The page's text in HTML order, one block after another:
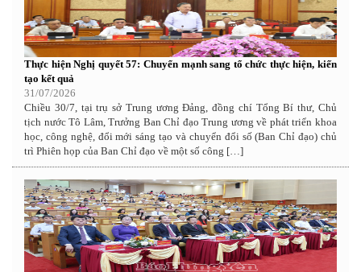
Thực hiện Nghị quyết 57: Chuyển mạnh sang tổ chức thực hiện, kiến
tạo kết quả
31/07/2026
Chiều 30/7, tại trụ sở Trung ương Đảng, đồng chí Tổng Bí thư, Chủ
tịch nước Tô Lâm, Trưởng Ban Chỉ đạo Trung ương về phát triển khoa
học, công nghệ, đổi mới sáng tạo và chuyển đổi số (Ban Chỉ đạo) chủ
trì Phiên họp của Ban Chỉ đạo về một số công […]